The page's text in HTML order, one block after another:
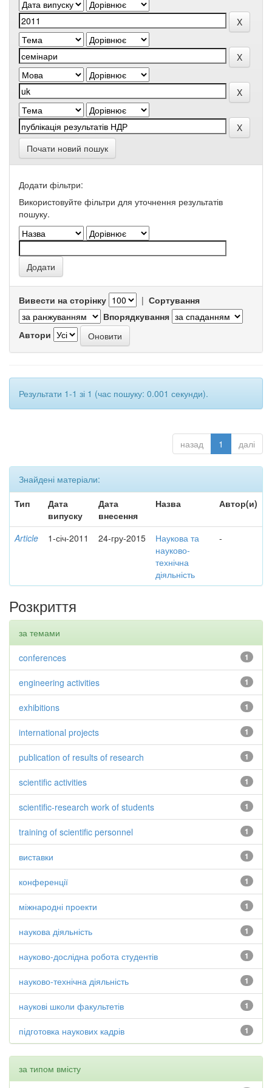
Почати новий пошук
Додати фільтри:
Використовуйте фільтри для уточнення результатів
пошуку.
Вивести на сторінку | Сортування
Впорядкування
Автори
Результати 1-1 зі 1 (час пошуку: 0.001 секунди).
назад 1 далі
Знайдені матеріали:
Тип
Дата
випуску
Дата
внесення
Назва Автор(и)
Article 1-січ-2011 24-гру-2015
Наукова та
науково-
технічна
діяльність
-
Розкриття
за темами
1
conferences
1
engineering activities
1
exhibitions
1
international projects
1
publication of results of research
1
scientific activities
1
scientific-research work of students
1
training of scientific personnel
1
виставки
1
конференції
1
міжнародні проекти
1
наукова діяльність
1
науково-дослідна робота студентів
1
науково-технічна діяльність
1
наукові школи факультетів
1
підготовка наукових кадрів
за типом вмісту